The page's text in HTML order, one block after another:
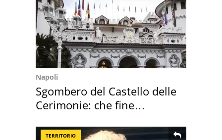
Napoli
Sgombero del Castello delle
Cerimonie: che fine
TERRITORIO